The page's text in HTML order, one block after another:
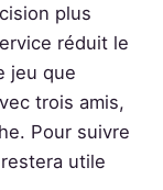
plus
réduit le
jeu que
trois amis,
Pour suivre
utile